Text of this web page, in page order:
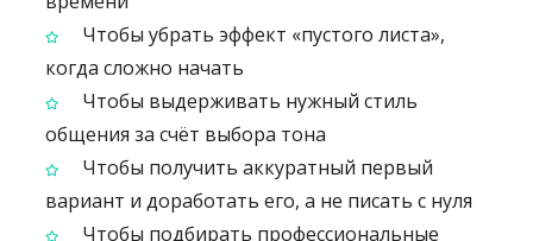
Чтобы убрать эффект «пустого листа»,
когда сложно начать
Чтобы выдерживать нужный стиль
общения за счёт выбора тона
Чтобы получить аккуратный первый
вариант и доработать его, а не писать с нуля
Чтобы подбирать профессиональные